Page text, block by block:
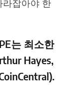
라잡아야 한
는 최소한
Hayes,
).